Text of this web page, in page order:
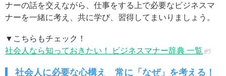
ナーの話を交えながら、仕事をする上で必要なビジネスマ
ナーを一緒に考え、共に学び、習得してまいりましょう。
▼こちらもチェック！
社会人なら知っておきたい！ ビジネスマナー辞典 一覧
社会人に必要な心構え 常に「なぜ」を考える！